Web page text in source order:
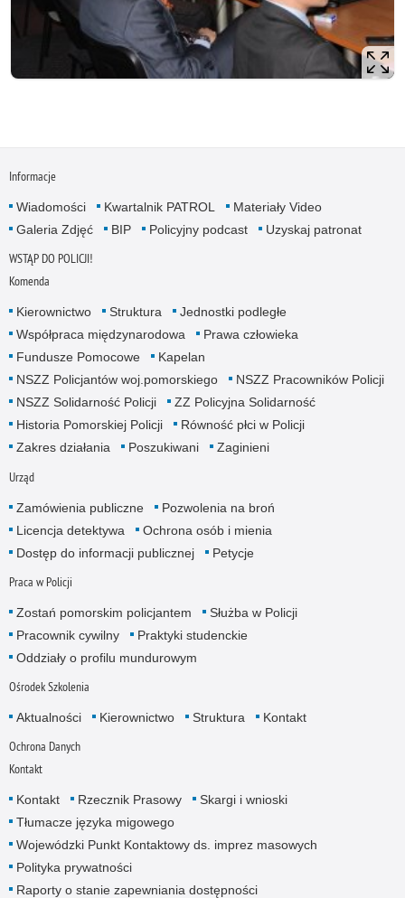
Informacje
Wiadomości Kwartalnik PATROL
Materiały Video
Galeria Zdjęć
BIP Policyjny podcast Uzyskaj patronat
WSTĄP DO POLICJI!
Komenda
Kierownictwo Struktura
Jednostki podległe
Współpraca międzynarodowa
Prawa człowieka
Fundusze Pomocowe
Kapelan
NSZZ Policjantów woj.pomorskiego
NSZZ Pracowników Policji
NSZZ Solidarność Policji
ZZ Policyjna Solidarność
Historia Pomorskiej Policji
Równość płci w Policji
Zakres działania
Poszukiwani Zaginieni
Urząd
Zamówienia publiczne
Pozwolenia na broń
Licencja detektywa
Ochrona osób i mienia
Dostęp do informacji publicznej
Petycje
Praca w Policji
Zostań pomorskim policjantem
Służba w Policji
Pracownik cywilny
Praktyki studenckie
Oddziały o profilu mundurowym
Ośrodek Szkolenia
Aktualności Kierownictwo Struktura Kontakt
Ochrona Danych
Kontakt
Kontakt Rzecznik Prasowy
Skargi i wnioski
Tłumacze języka migowego
Wojewódzki Punkt Kontaktowy ds. imprez masowych
Polityka prywatności
Raporty o stanie zapewniania dostępności